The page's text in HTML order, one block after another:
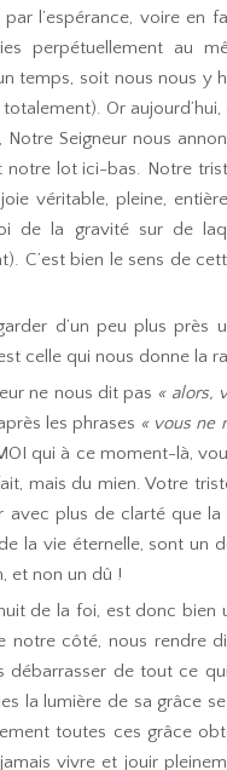
l’espérance, voire en
perpétuellement au
temps, soit nous nous y
Or
Notre Seigneur nous
lot ici-bas. Notre
véritable, pleine,
de la gravité sur de
C’est bien le sens de
d’un peu plus près
celle qui nous donne la
ne nous dit pas « alors,
les phrases « vous ne
qui à ce moment-là,
mais du mien. Votre
avec plus de clarté que la
la vie éternelle, sont un
et non un dû !
de la foi, est donc bien
notre côté, nous rendre
de tout ce
la lumière de sa grâce
toutes ces grâce
vivre et jouir